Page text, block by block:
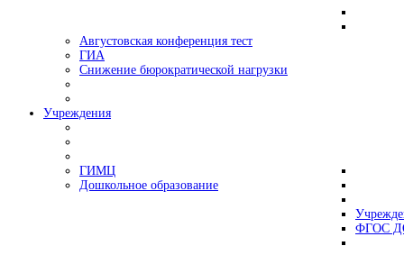
Августовская конференция тест
ГИА
Снижение бюрократической нагрузки
Учреждения
ГИМЦ
Дошкольное образование
ФГОС